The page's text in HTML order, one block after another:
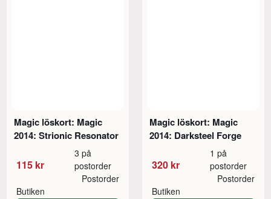
Magic löskort: Magic
2014: Strionic Resonator
115 kr
3 på
postorder
Butiken
Postorder
Magic löskort: Magic
2014: Darksteel Forge
320 kr
1 på
postorder
Butiken
Postorder